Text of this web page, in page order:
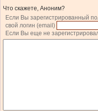
Что скажете, Аноним?
Если Вы зарегистрированный
свой логин (email)
Если Вы еще не